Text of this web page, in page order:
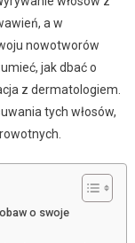
a w
nowotworów
jak dbać o
z dermatologiem.
tych włosów,
o swoje